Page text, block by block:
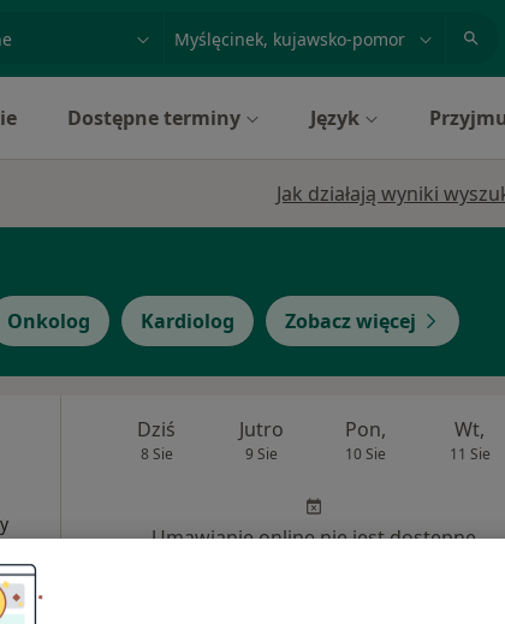
badanie lub nazwiskomiasto lub dzielnica
Dostępne terminy Język
Jak działają wyniki
Onkolog Kardiolog Zobacz więcej
Dziś
8 Sie
Jutro
9 Sie
Pon,
10 Sie
Wt,
11 Sie
Umawianie online nie jest dostępne